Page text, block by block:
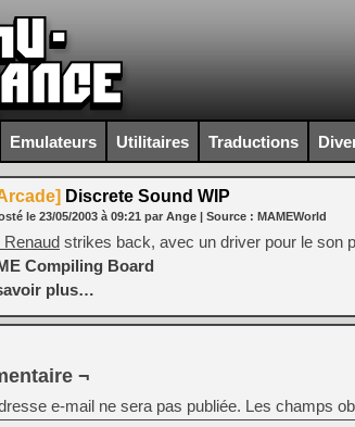
Emulateurs Utilitaires Traductions
Discrete Sound WIP
le 23/05/2003 à 09:21 par Ange | Source : MAMEWorld
strikes back, avec un driver pour le son
Compiling Board
plus…
¬
e-mail ne sera pas publiée. Les champs